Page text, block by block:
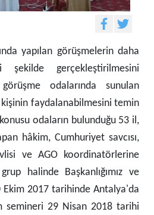
yapılan görüşmelerin daha
gerçekleştirilmesini
odalarında sunulan
faydalanabilmesini temin
odaların bulunduğu 53 il,
hâkim, Cumhuriyet savcısı,
ve AGO koordinatörlerine
halinde Başkanlığımız ve
Ekim 2017 tarihinde Antalya'da
semineri 29 Nisan 2018 tarihi